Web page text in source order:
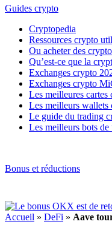
Guides crypto
Cryptopedia
Ressources crypto
Ou acheter des
Qu’est-ce que la
Exchanges crypto
Exchanges crypto
Les meilleures cartes
Les meilleurs wallets
Le guide du trading
Les meilleurs bots de
Bonus et réductions
Accueil » DeFi » Aave